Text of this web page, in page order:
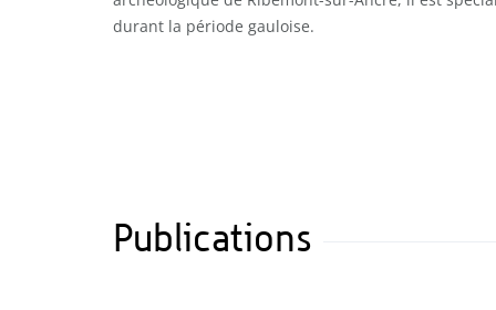
durant la période gauloise.
Publications